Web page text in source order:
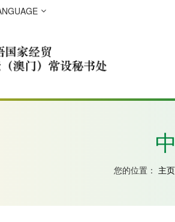
巴西 佛得角
您的位置： 主页